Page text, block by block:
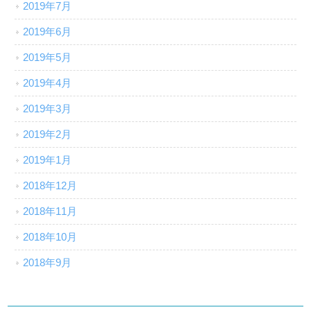
2019年7月
2019年6月
2019年5月
2019年4月
2019年3月
2019年2月
2019年1月
2018年12月
2018年11月
2018年10月
2018年9月